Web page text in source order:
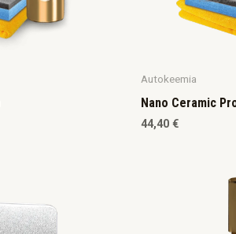
Autokeemia
Nano Ceramic
44,40 €